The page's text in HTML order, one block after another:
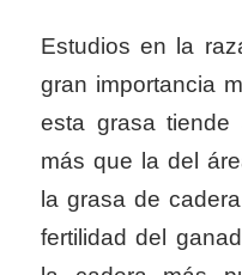
Estudios en la
gran importancia
esta grasa
más que la del
la grasa de
fertilidad del